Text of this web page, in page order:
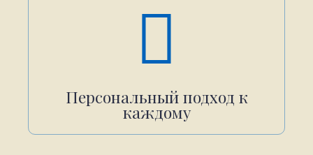
Персональный подход к
каждому